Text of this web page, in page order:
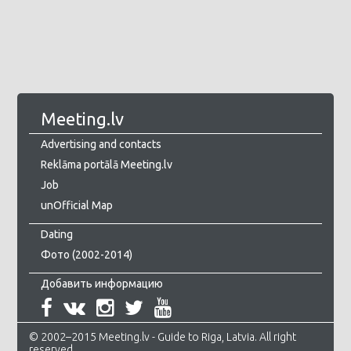
Meeting.lv
Advertising and contacts
Reklāma portālā Meeting.lv
Job
unOfficial Map
Dating
Фото (2002-2014)
Добавить информацию
© 2002–2015 Meeting.lv - Guide to Riga, Latvia. All right